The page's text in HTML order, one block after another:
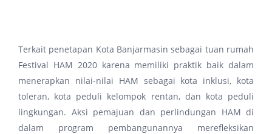
Terkait penetapan Kota Banjarmasin sebagai tuan rumah
Festival HAM 2020 karena memiliki praktik baik dalam
menerapkan nilai-nilai HAM sebagai kota inklusi, kota
toleran, kota peduli kelompok rentan, dan kota peduli
lingkungan. Aksi pemajuan dan perlindungan HAM di
dalam program pembangunannya merefleksikan